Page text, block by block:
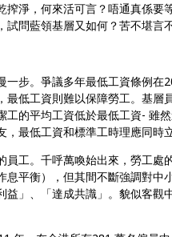
淨，何來活可言？唔通真係要
問藍領基層又如何？苦不堪言
步。爭議多年最低工資條例
低工資則難以保障勞工。基層
的平均工資低於最低工資- 雖
最低工資和標準工時理應同時
工。千呼萬喚始出來，勞工處
息平衡），但其間不斷強調對
」、「達成共識」。貌似客觀